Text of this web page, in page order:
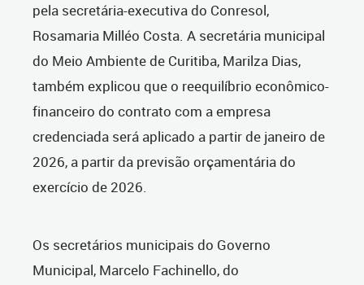
pela secretária-executiva do Conresol,
Rosamaria Milléo Costa. A secretária municipal
do Meio Ambiente de Curitiba, Marilza Dias,
também explicou que o reequilíbrio econômico-
financeiro do contrato com a empresa
credenciada será aplicado a partir de janeiro de
2026, a partir da previsão orçamentária do
exercício de 2026.
Os secretários municipais do Governo
Municipal, Marcelo Fachinello, do